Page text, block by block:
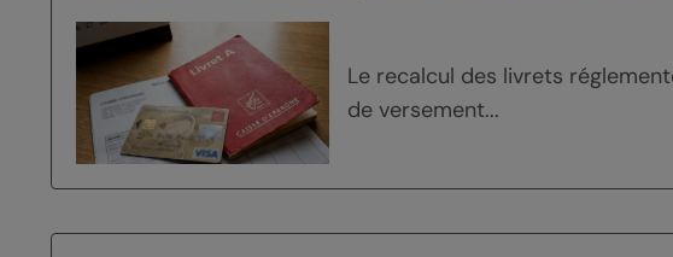
Le recalcul des livrets
de versement...